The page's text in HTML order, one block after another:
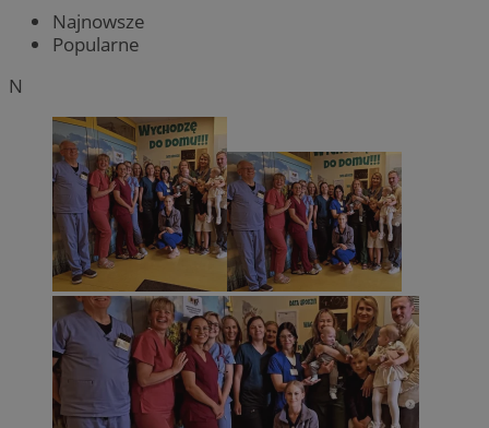
Najnowsze
Popularne
N